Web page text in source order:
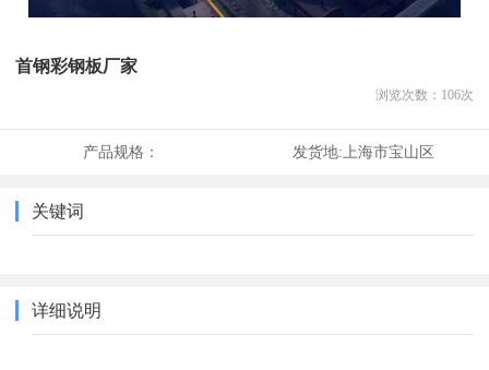
首钢彩钢板厂家
浏览次数： 106次
产品规格： 发货地: 上海市宝山区
关键词
详细说明